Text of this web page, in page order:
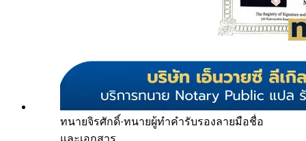
ทนายจิรศักดิ์·ทนายผู้ทำคำรับรองลายมือชื่อ
และเอกสาร